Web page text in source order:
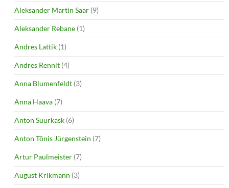
Aleksander Martin Saar (9)
Aleksander Rebane (1)
Andres Lattik (1)
Andres Rennit (4)
Anna Blumenfeldt (3)
Anna Haava (7)
Anton Suurkask (6)
Anton Tõnis Jürgenstein (7)
Artur Paulmeister (7)
August Krikmann (3)